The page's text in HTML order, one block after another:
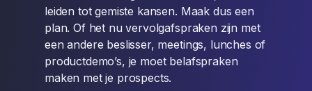
leiden tot gemiste kansen. Maak dus een
plan. Of het nu vervolgafspraken zijn met
een andere beslisser, meetings, lunches of
productdemo’s, je moet belafspraken
maken met je prospects.